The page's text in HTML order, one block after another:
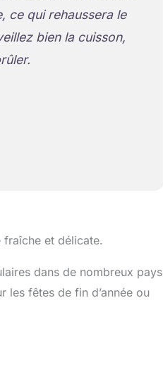
ce qui rehaussera le
bien la cuisson,
fraîche et délicate.
dans de nombreux pays
les fêtes de fin d’année ou